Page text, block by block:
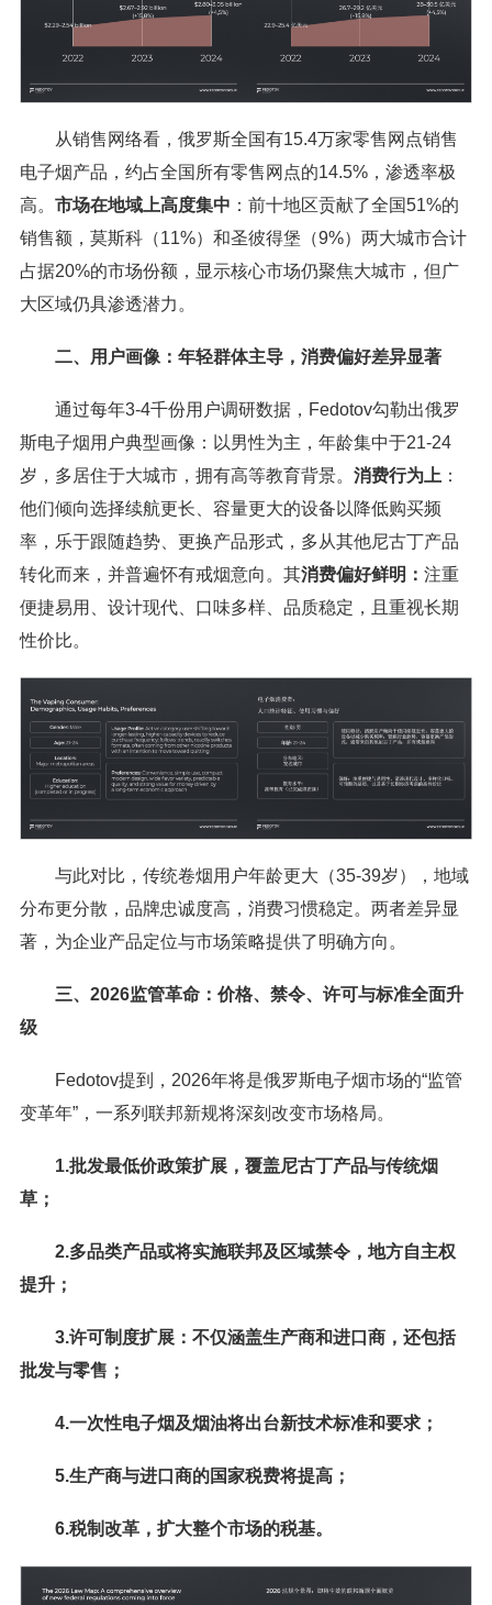
从销售网络看，俄罗斯全国有15.4万家零售网点销售
电子烟产品，约占全国所有零售网点的14.5%，渗透率极
高。 市场在地域上高度集中 ：前十地区贡献了全国51%的
销售额，莫斯科（11%）和圣彼得堡（9%）两大城市合计
占据20%的市场份额，显示核心市场仍聚焦大城市，但广
大区域仍具渗透潜力。
二、用户画像：年轻群体主导，消费偏好差异显著
通过每年3-4千份用户调研数据，Fedotov勾勒出俄罗
斯电子烟用户典型画像：以男性为主，年龄集中于21-24
岁，多居住于大城市，拥有高等教育背景。 消费行为上 ：
他们倾向选择续航更长、容量更大的设备以降低购买频
率，乐于跟随趋势、更换产品形式，多从其他尼古丁产品
转化而来，并普遍怀有戒烟意向。其消费偏好鲜明： 注重
便捷易用、设计现代、口味多样、品质稳定，且重视长期
性价比。
与此对比，传统卷烟用户年龄更大（35-39岁），地域
分布更分散，品牌忠诚度高，消费习惯稳定。两者差异显
著，为企业产品定位与市场策略提供了明确方向。
三、2026监管革命：价格、禁令、许可与标准全面升
级
Fedotov提到，2026年将是俄罗斯电子烟市场的“监管
变革年”，一系列联邦新规将深刻改变市场格局。
1.批发最低价政策扩展，覆盖尼古丁产品与传统烟
草；
2.多品类产品或将实施联邦及区域禁令，地方自主权
提升；
3.许可制度扩展：不仅涵盖生产商和进口商，还包括
批发与零售；
4.一次性电子烟及烟油将出台新技术标准和要求；
5.生产商与进口商的国家税费将提高；
6.税制改革，扩大整个市场的税基。